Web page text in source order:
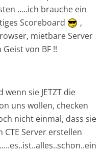
…..ich brauche ein
Scoreboard
,
mietbare Server
von BF !!
wenn sie JETZT die
uns wollen, checken
nicht einmal, dass sie
CTE Server erstellen